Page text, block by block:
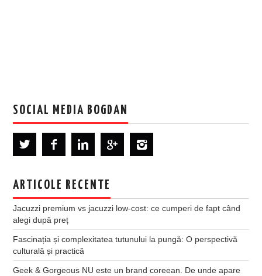
SOCIAL MEDIA BOGDAN
ARTICOLE RECENTE
Jacuzzi premium vs jacuzzi low-cost: ce cumperi de fapt când
alegi după preț
Fascinația și complexitatea tutunului la pungă: O perspectivă
culturală și practică
Geek & Gorgeous NU este un brand coreean. De unde apare